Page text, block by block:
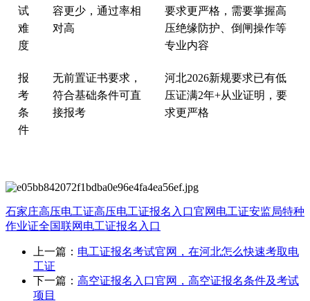
试
难
度‌
容更少，通过率相
对高
要求更严格，需要掌握高
压绝缘防护、倒闸操作等
专业内容
‌报
考
条
件‌
无前置证书要求，
符合基础条件可直
接报考
河北2026新规要求已有低
压证满2年+从业证明，要
求更严格
石家庄高压电工证高压电工证报名入口官网 电工证安监局特种
作业证全国联网 电工证报名入口
上一篇： 电工证报名考试官网，在河北怎么快速考取电
工证
下一篇： 高空证报名入口官网，高空证报名条件及考试
项目